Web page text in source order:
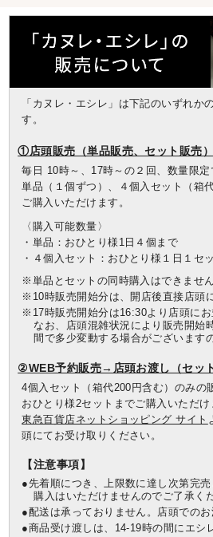
「カヌレ・エシレ」は下記のいずれか
す。
①店頭販売（単品販売、セット販売）
毎日 10時～、17時～の２回、数量限定
単品（１個ずつ）、４個入セット（箱
ご購入いただけます。
〈購入可能数量〉
・単品：おひとり様1日４個まで
・４個入セット：おひとり様１日１セ
※単品とセットの同時購入はできません
※10時販売開始分は、開店後直接店頭
※17時販売開始分は16:30より店頭にお
なお、店頭混雑状況により販売開始
間で多少変動する場合がございます
②WEB予約販売→店頭お渡し（セッ
4個入セット（箱代200円含む）のみの
おひとり様2セットまでご購入いただけ
東急百貨店ネットショッピング サイト
頭にてお受け取りください。
【注意事項】
●先着順につき、上限数に達し次第完
購入はいただけませんのでご了承く
●配送は承っておりません。店頭でのお
●商品受け渡しは、14-19時の間にエシ